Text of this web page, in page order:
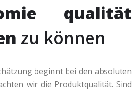
qualität
zu können
beginnt bei den absoluten
wir die Produktqualität. Sind